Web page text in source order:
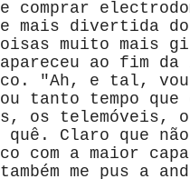
comprar
mais divertida
muito mais
ao fim
"Ah, e tal, vou
tanto tempo
os telemóveis,
quê. Claro que
com a maior
me pus a